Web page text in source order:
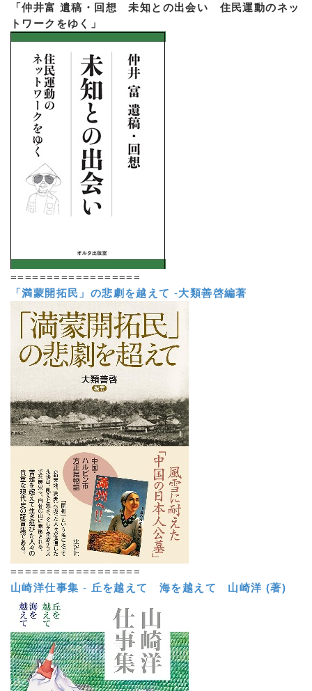
「仲井富 遺稿・回想 未知との出会い 住民運動のネッ
トワークをゆく」
==================
「満蒙開拓民」の悲劇を越えて -大類善啓編著
==================
山崎洋仕事集 - 丘を越えて 海を越えて 山崎洋 (著)